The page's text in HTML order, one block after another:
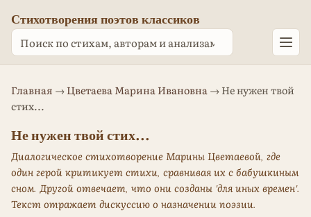
Стихотворения поэтов классиков
Главная →Цветаева Марина Ивановна → Не нужен твой
стих...
Не нужен твой стих...
Диалогическое стихотворение Марины Цветаевой, где
один герой критикует стихи, сравнивая их с бабушкиным
сном. Другой отвечает, что они созданы 'для иных времен'.
Текст отражает дискуссию о назначении поэзии.